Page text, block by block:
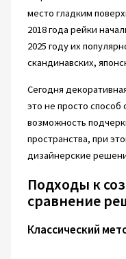
место гладким
2018 года рейки
2025 году их
скандинавских,
Сегодня
это не просто способ
возможность
пространства, при
дизайнерские
Подходы к
сравнение
Классический